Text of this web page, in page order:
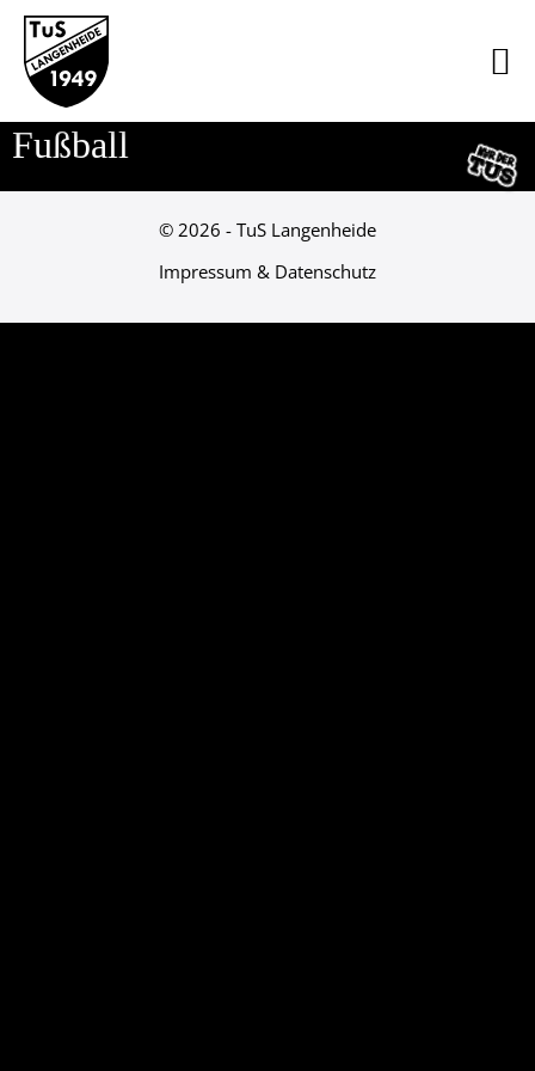
Fußball
© 2026 - TuS Langenheide
Impressum & Datenschutz